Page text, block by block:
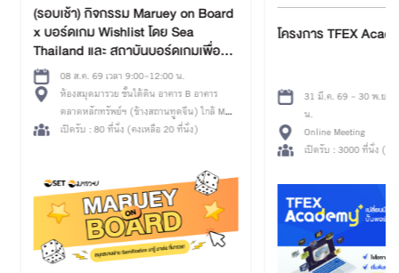
โครงการ TFEX
31 มี.ค. 69 - 30 พ.ย.
น.
Online Meeting
เปิดรับ : 3000 ที่นั่ง (ค
(รอบเช้า) กิจกรรม Maruey on Board
x บอร์ดเกม Wishlist โดย Sea
Thailand และ สถาบันบอร์ดเกมเพื่อ
การเรียนรู้08 ส.ค. 69 เวลา 9:00-12:00 น.
ห้องสมุดมารวย ชั้นใต้ดิน อาคาร B อาคาร
ตลาดหลักทรัพย์ฯ (ข้างสถานทูตจีน) ใกล้ MRT
ศูนย์วัฒนธรรมฯ ทางออก 3
เปิดรับ : 80 ที่นั่ง (คงเหลือ 20 ที่นั่ง)